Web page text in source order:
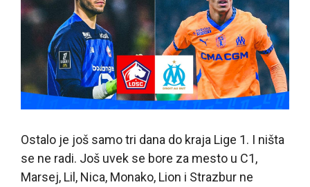
Ostalo je još samo tri dana do kraja Lige 1. I ništa
se ne radi. Još uvek se bore za mesto u C1,
Marsej, Lil, Nica, Monako, Lion i Strazbur ne